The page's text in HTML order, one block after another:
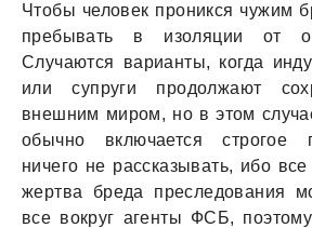
Чтобы человек проникся чужим
пребывать в изоляции от
Случаются варианты, когда
или супруги продолжают
внешним миром, но в этом
обычно включается строгое
ничего не рассказывать, ибо
жертва бреда преследования
все вокруг агенты ФСБ,